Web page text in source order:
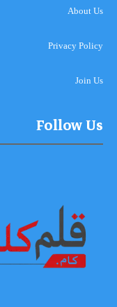
About Us
Privacy Policy
Join Us
Follow Us